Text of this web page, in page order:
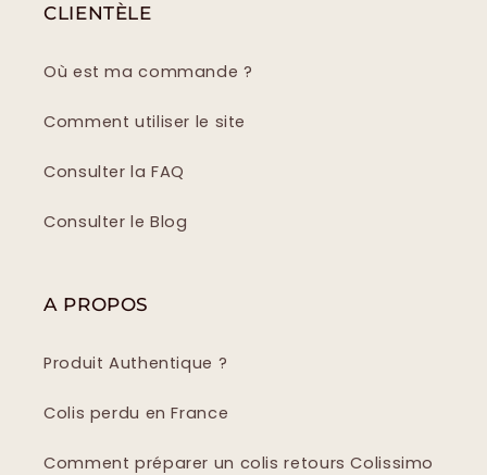
CLIENTÈLE
Où est ma commande ?
Comment utiliser le site
Consulter la FAQ
Consulter le Blog
A PROPOS
Produit Authentique ?
Colis perdu en France
Comment préparer un colis retours Colissimo